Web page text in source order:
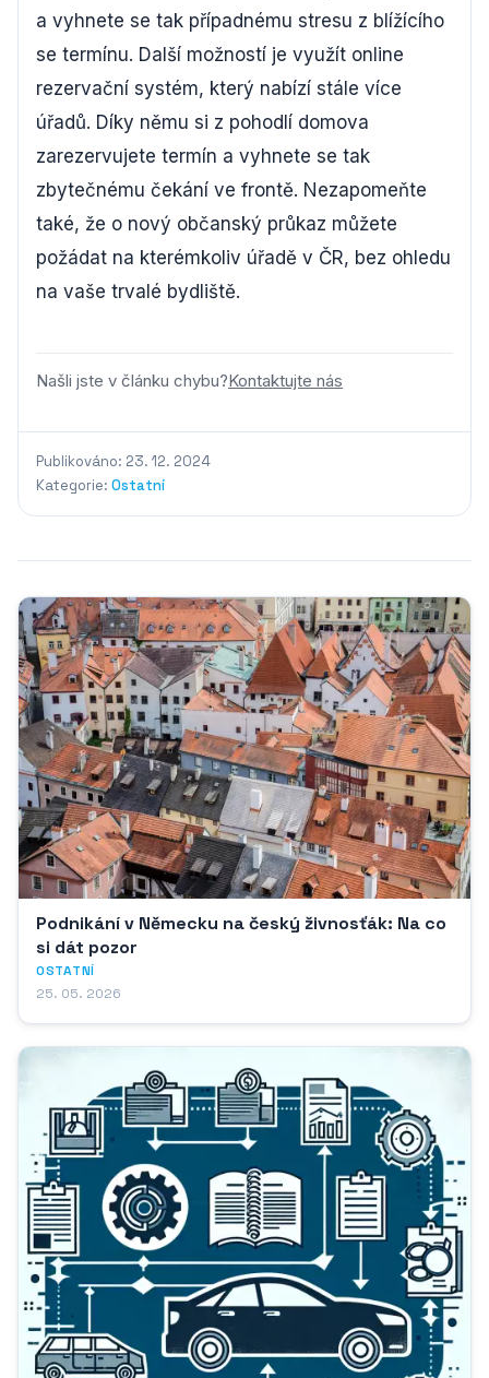
a vyhnete se tak případnému stresu z blížícího
se termínu. Další možností je využít online
rezervační systém, který nabízí stále více
úřadů. Díky němu si z pohodlí domova
zarezervujete termín a vyhnete se tak
zbytečnému čekání ve frontě. Nezapomeňte
také, že o nový občanský průkaz můžete
požádat na kterémkoliv úřadě v ČR, bez ohledu
na vaše trvalé bydliště.
Našli jste v článku chybu? Kontaktujte nás
Publikováno: 23. 12. 2024
Kategorie: Ostatní
Podnikání v Německu na český živnosťák: Na co
si dát pozor
OSTATNÍ
25. 05. 2026